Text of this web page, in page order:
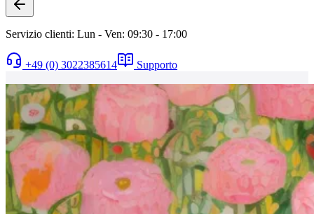
Servizio clienti: Lun - Ven: 09:30 - 17:00
+49 (0) 3022385614 Supporto